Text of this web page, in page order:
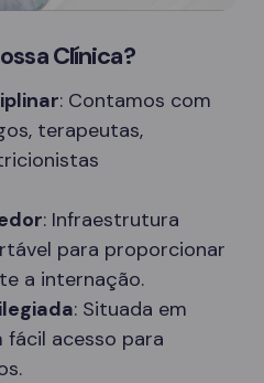
Clínica?
: Contamos com
terapeutas,
: Infraestrutura
para proporcionar
a internação.
: Situada em
fácil acesso para